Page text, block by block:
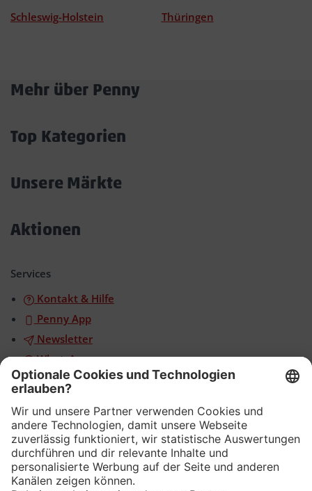
Schleswig-Holstein
Thüringen
Mehr über Penny
Top Kategorien
Unsere Märkte
Aktionen
Services
Kontakt & Hilfe
Penny App
Newsletter
WhatsApp
App